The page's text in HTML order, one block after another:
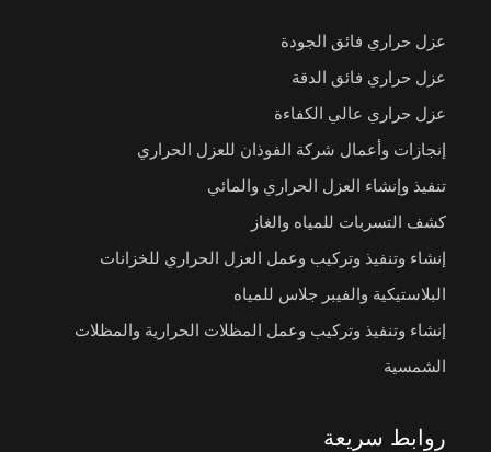
عزل حراري فائق الجودة
عزل حراري فائق الدقة
عزل حراري عالي الكفاءة
إنجازات وأعمال شركة الفوذان للعزل الحراري
تنفيذ وإنشاء العزل الحراري والمائي
كشف التسربات للمياه والغاز
إنشاء وتنفيذ وتركيب وعمل العزل الحراري للخزانات
البلاستيكية والفيبر جلاس للمياه
إنشاء وتنفيذ وتركيب وعمل المظلات الحرارية والمظلات
الشمسية
روابط سريعة